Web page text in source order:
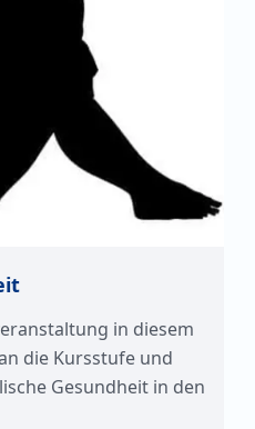
in diesem
die Kursstufe und
Gesundheit in den